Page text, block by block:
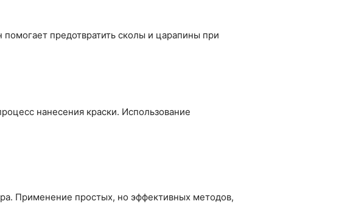
предотвратить сколы и царапины при
нанесения краски. Использование
Применение простых, но эффективных методов,